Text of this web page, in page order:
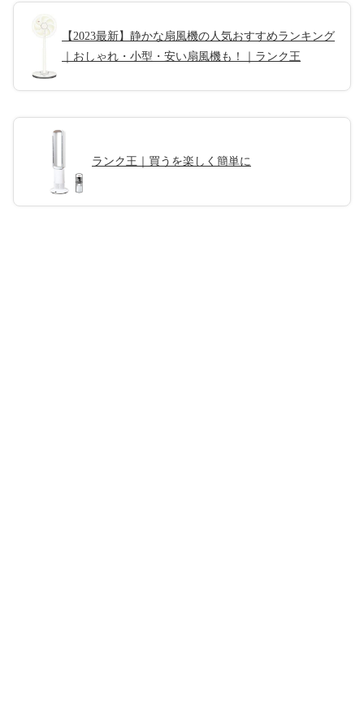
【2023最新】静かな扇風機の人気おすすめランキング
｜おしゃれ・小型・安い扇風機も！｜ランク王
ランク王｜買うを楽しく簡単に